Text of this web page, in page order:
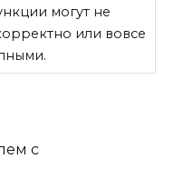
могут не
или вовсе
с